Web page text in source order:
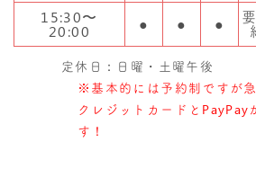
15:30〜
20:00 ● ● ●
定休日：日曜・土曜午後
※基本的には予約制ですが急
クレジットカードとPayPay
す！